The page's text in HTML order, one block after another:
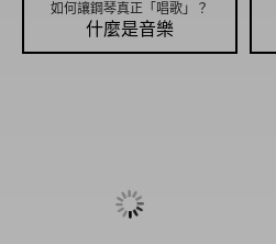
如何讓鋼琴真正「唱歌」？
什麼是音樂